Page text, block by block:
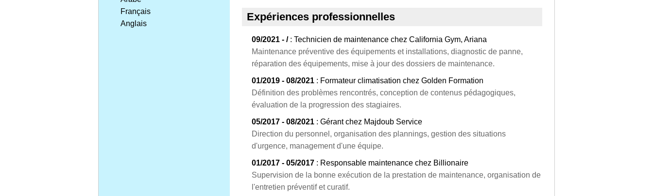
Français
Anglais
Expériences professionnelles
09/2021 - /: Technicien de maintenance chez California Gym, Ariana
Maintenance préventive des équipements et installations, diagnostic de panne,
réparation des équipements, mise à jour des dossiers de maintenance.
01/2019 - 08/2021 : Formateur climatisation chez Golden Formation
Définition des problèmes rencontrés, conception de contenus pédagogiques,
évaluation de la progression des stagiaires.
05/2017 - 08/2021 : Gérant chez Majdoub Service
Direction du personnel, organisation des plannings, gestion des situations
d'urgence, management d'une équipe.
01/2017 - 05/2017 : Responsable maintenance chez Billionaire
Supervision de la bonne exécution de la prestation de maintenance, organisation de
l'entretien préventif et curatif.